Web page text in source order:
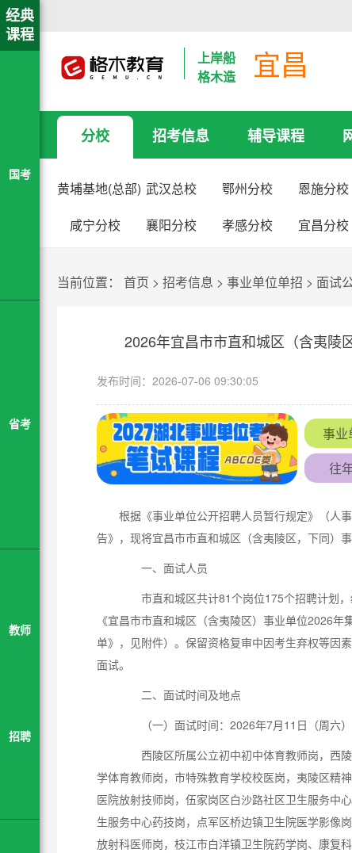
上岸船
格木造
宜昌
分校 招考信息 辅导课程
黄埔基地(总部) 武汉总校 鄂州分校 恩施分校
咸宁分校
襄阳分校 孝感分校 宜昌分校
经典
课程
国考
省考
教师
招聘
当前位置： 首页 > 招考信息 > 事业单位单招 > 面试
2026年宜昌市市直和城区（含夷陵
发布时间：2026-07-06 09:30:05
事业
往
根据《事业单位公开招聘人员暂行规定》（人
告》，现将宜昌市市直和城区（含夷陵区，下同）
一、面试人员
市直和城区共计81个岗位175个招聘计划，
《宜昌市市直和城区（含夷陵区）事业单位2026
单》，见附件）。保留资格复审中因考生弃权等因
面试。
二、面试时间及地点
（一）面试时间：2026年7月11日（周六）
西陵区所属公立初中初中体育教师岗，西陵
学体育教师岗，市特殊教育学校校医岗，夷陵区精
医院放射技师岗，伍家岗区白沙路社区卫生服务中
生服务中心药技岗，点军区桥边镇卫生院医学影像
放射科医师岗，枝江市白洋镇卫生院药学岗、康复